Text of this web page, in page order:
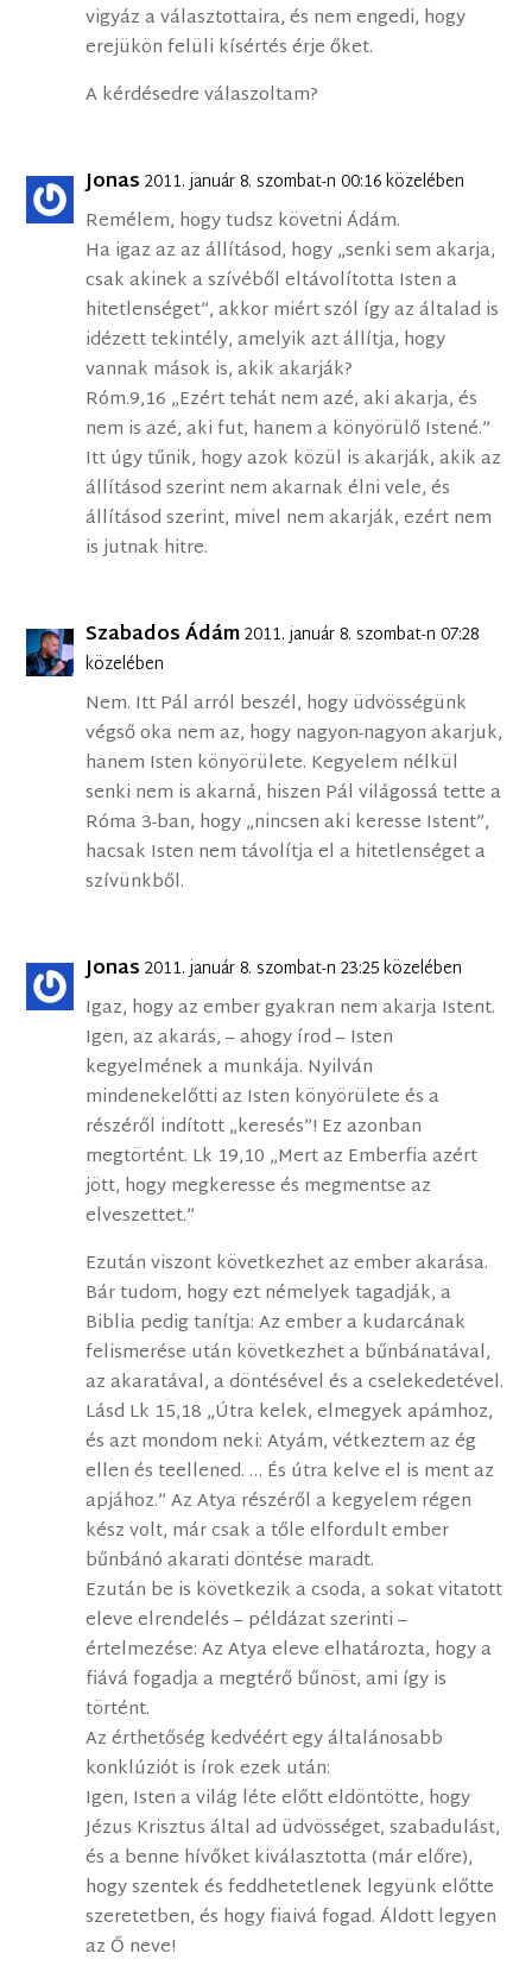
vigyáz a választottaira, és nem engedi, hogy
erejükön felüli kísértés érje őket.
A kérdésedre válaszoltam?
Jonas 2011. január 8. szombat-n 00:16 közelében
Remélem, hogy tudsz követni Ádám.
Ha igaz az az állításod, hogy „senki sem akarja,
csak akinek a szívéből eltávolította Isten a
hitetlenséget”, akkor miért szól így az általad is
idézett tekintély, amelyik azt állítja, hogy
vannak mások is, akik akarják?
Róm.9,16 „Ezért tehát nem azé, aki akarja, és
nem is azé, aki fut, hanem a könyörülő Istené.”
Itt úgy tűnik, hogy azok közül is akarják, akik az
állításod szerint nem akarnak élni vele, és
állításod szerint, mivel nem akarják, ezért nem
is jutnak hitre.
Szabados Ádám2011. január 8. szombat-n 07:28
közelében
Nem. Itt Pál arról beszél, hogy üdvösségünk
végső oka nem az, hogy nagyon-nagyon akarjuk,
hanem Isten könyörülete. Kegyelem nélkül
senki nem is akarná, hiszen Pál világossá tette a
Róma 3-ban, hogy „nincsen aki keresse Istent”,
hacsak Isten nem távolítja el a hitetlenséget a
szívünkből.
Jonas 2011. január 8. szombat-n 23:25 közelében
Igaz, hogy az ember gyakran nem akarja Istent.
Igen, az akarás, – ahogy írod – Isten
kegyelmének a munkája. Nyilván
mindenekelőtti az Isten könyörülete és a
részéről indított „keresés”! Ez azonban
megtörtént. Lk 19,10 „Mert az Emberfia azért
jött, hogy megkeresse és megmentse az
elveszettet.”
Ezután viszont következhet az ember akarása.
Bár tudom, hogy ezt némelyek tagadják, a
Biblia pedig tanítja: Az ember a kudarcának
felismerése után következhet a bűnbánatával,
az akaratával, a döntésével és a cselekedetével.
Lásd Lk 15,18 „Útra kelek, elmegyek apámhoz,
és azt mondom neki: Atyám, vétkeztem az ég
ellen és teellened. … És útra kelve el is ment az
apjához.” Az Atya részéről a kegyelem régen
kész volt, már csak a tőle elfordult ember
bűnbánó akarati döntése maradt.
Ezután be is következik a csoda, a sokat vitatott
eleve elrendelés – példázat szerinti –
értelmezése: Az Atya eleve elhatározta, hogy a
fiává fogadja a megtérő bűnöst, ami így is
történt.
Az érthetőség kedvéért egy általánosabb
konklúziót is írok ezek után:
Igen, Isten a világ léte előtt eldöntötte, hogy
Jézus Krisztus által ad üdvösséget, szabadulást,
és a benne hívőket kiválasztotta (már előre),
hogy szentek és feddhetetlenek legyünk előtte
szeretetben, és hogy fiaivá fogad. Áldott legyen
az Ő neve!